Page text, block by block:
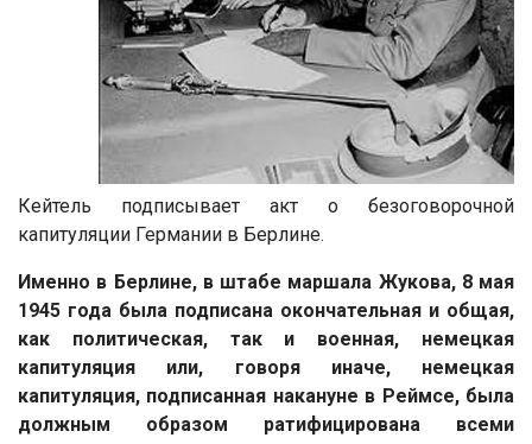
Кейтель подписывает акт о безоговорочной
капитуляции Германии в Берлине.
Именно в Берлине, в штабе маршала Жукова, 8 мая
1945 года была подписана окончательная и общая,
как политическая, так и военная, немецкая
капитуляция или, говоря иначе, немецкая
капитуляция, подписанная накануне в Реймсе, была
должным образом ратифицирована всеми